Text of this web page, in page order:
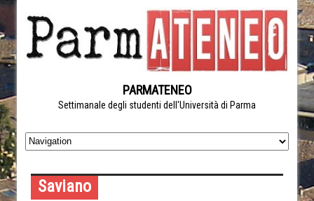
PARMATENEO
Settimanale degli studenti dell'Università di Parma
Saviano